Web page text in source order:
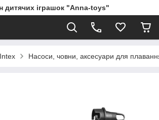
дитячих іграшок "Anna-toys"
Intex Насоси, човни, аксесуари для